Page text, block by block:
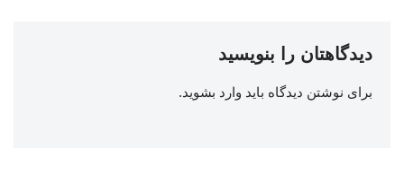
دیدگاهتان را بنویسید
برای نوشتن دیدگاه باید وارد بشوید.